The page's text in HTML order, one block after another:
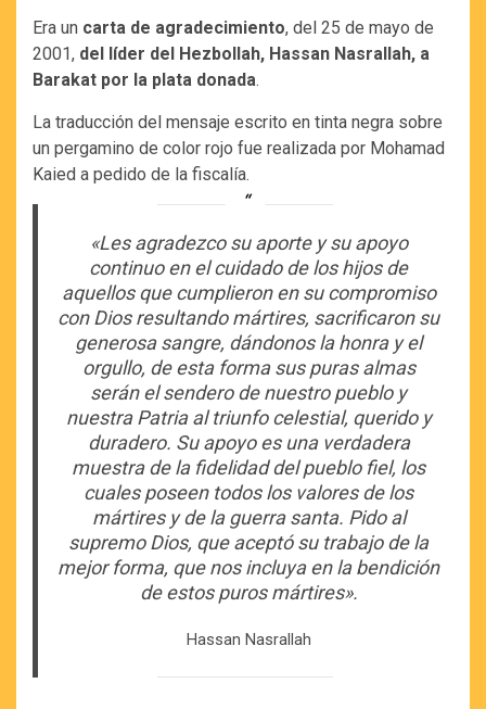
Era un carta de agradecimiento, del 25 de mayo de
2001, del líder del Hezbollah, Hassan Nasrallah, a
Barakat por la plata donada.
La traducción del mensaje escrito en tinta negra sobre
un pergamino de color rojo fue realizada por Mohamad
Kaied a pedido de la fiscalía.
«Les agradezco su aporte y su apoyo
continuo en el cuidado de los hijos de
aquellos que cumplieron en su compromiso
con Dios resultando mártires, sacrificaron su
generosa sangre, dándonos la honra y el
orgullo, de esta forma sus puras almas
serán el sendero de nuestro pueblo y
nuestra Patria al triunfo celestial, querido y
duradero. Su apoyo es una verdadera
muestra de la fidelidad del pueblo fiel, los
cuales poseen todos los valores de los
mártires y de la guerra santa. Pido al
supremo Dios, que aceptó su trabajo de la
mejor forma, que nos incluya en la bendición
de estos puros mártires».
Hassan Nasrallah